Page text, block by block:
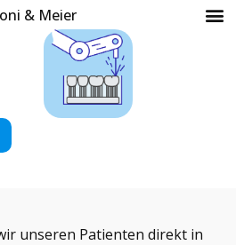
& Meier
unseren Patienten direkt in